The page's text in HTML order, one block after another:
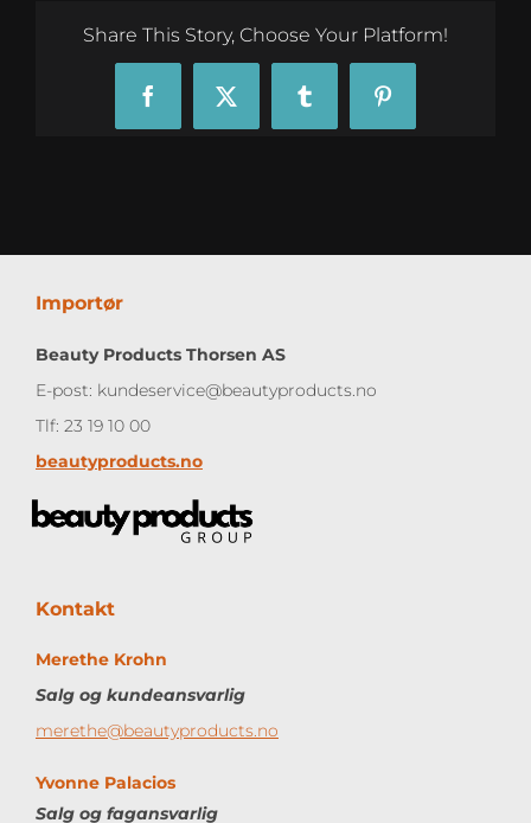
Share This Story, Choose Your Platform!
FacebookX Tumblr Pinterest
Importør
Beauty Products Thorsen AS
E-post: kundeservice@beautyproducts.no
Tlf: 23 19 10 00
beautyproducts.no
Kontakt
Merethe Krohn
Salg og kundeansvarlig
merethe@beautyproducts.no
Yvonne Palacios
Salg og fagansvarlig